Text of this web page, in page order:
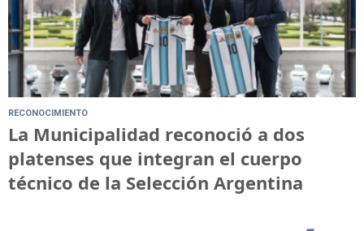
RECONOCIMIENTO
La Municipalidad reconoció a dos
platenses que integran el cuerpo
técnico de la Selección Argentina